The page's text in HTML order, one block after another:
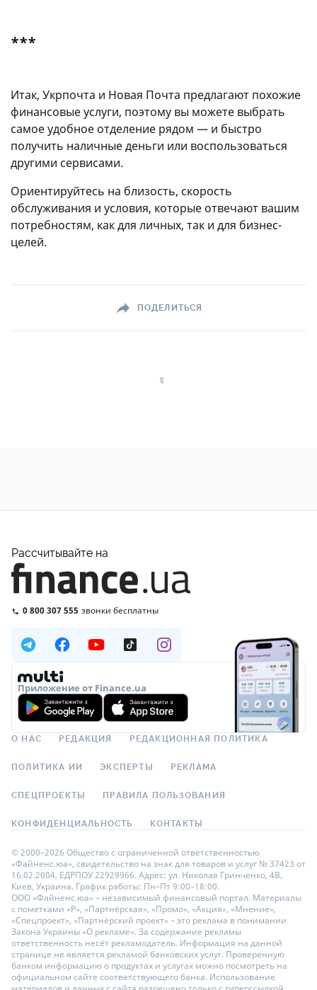
***
Итак, Укрпочта и Новая Почта предлагают похожие
финансовые услуги, поэтому вы можете выбрать
самое удобное отделение рядом — и быстро
получить наличные деньги или воспользоваться
другими сервисами.
Ориентируйтесь на близость, скорость
обслуживания и условия, которые отвечают вашим
потребностям, как для личных, так и для бизнес-
целей.
ПОДЕЛИТЬСЯ
Рассчитывайте на
0 800 307 555 звонки бесплатны
Приложение от Finance.ua
О НАС РЕДАКЦИЯ РЕДАКЦИОННАЯ ПОЛИТИКА
ПОЛИТИКА ИИ ЭКСПЕРТЫ РЕКЛАМА
СПЕЦПРОЕКТЫ ПРАВИЛА ПОЛЬЗОВАНИЯ
КОНФИДЕНЦИАЛЬНОСТЬ КОНТАКТЫ
© 2000–2026 Общество с ограниченной ответственностью
«Файненс.юа», свидетельство на знак для товаров и услуг № 37423 от
16.02.2004, ЕДРПОУ 22929966. Адрес: ул. Николая Гринченко, 4В,
Киев, Украина. График работы: Пн–Пт 9:00–18:00.
ООО «Файненс.юа» – независимый финансовый портал. Материалы
с пометками «Р», «Партнёрская», «Промо», «Акция», «Мнение»,
«Спецпроект», «Партнёрский проект» – это реклама в понимании
Закона Украины «О рекламе». За содержание рекламы
ответственность несёт рекламодатель. Информация на данной
странице не является рекламой банковских услуг. Проверенную
банком информацию о продуктах и услугах можно посмотреть на
официальном сайте соответствующего банка. Использование